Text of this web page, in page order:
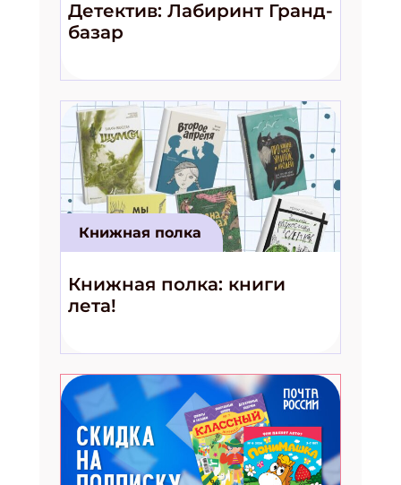
Детектив: Лабиринт Гранд-
базар
Книжная полка
Книжная полка: книги
лета!